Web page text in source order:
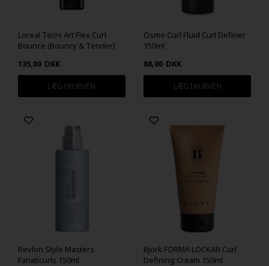
Loreal Tecni Art Flex Curl
Bounce (Bouncy & Tender)
135,00 DKK
Osmo Curl Fluid Curl Definer
150ml
88,00 DKK
Revlon Style Masters
Fanaticurls 150ml
Björk FORMA LOCKAR Curl
Defining Cream 150ml